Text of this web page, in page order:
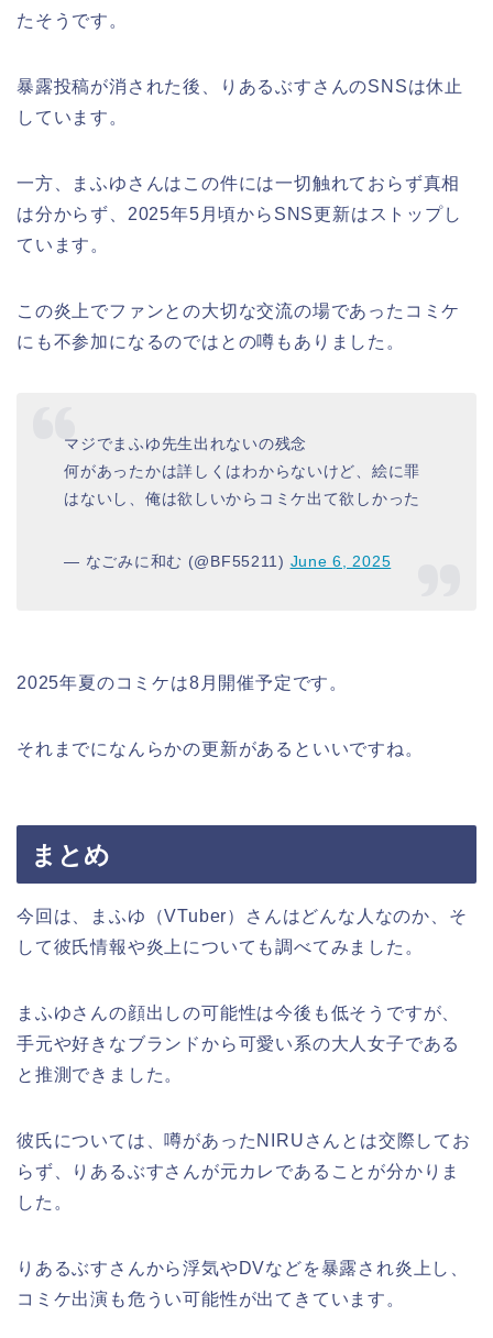
たそうです。
暴露投稿が消された後、りあるぶすさんのSNSは休止
しています。
一方、まふゆさんはこの件には一切触れておらず真相
は分からず、2025年5月頃からSNS更新はストップし
ています。
この炎上でファンとの大切な交流の場であったコミケ
にも不参加になるのではとの噂もありました。
マジでまふゆ先生出れないの残念
何があったかは詳しくはわからないけど、絵に罪
はないし、俺は欲しいからコミケ出て欲しかった
— なごみに和む (@BF55211) June 6, 2025
2025年夏のコミケは8月開催予定です。
それまでになんらかの更新があるといいですね。
まとめ
今回は、まふゆ（VTuber）さんはどんな人なのか、そ
して彼氏情報や炎上についても調べてみました。
まふゆさんの顔出しの可能性は今後も低そうですが、
手元や好きなブランドから可愛い系の大人女子である
と推測できました。
彼氏については、噂があったNIRUさんとは交際してお
らず、りあるぶすさんが元カレであることが分かりま
した。
りあるぶすさんから浮気やDVなどを暴露され炎上し、
コミケ出演も危うい可能性が出てきています。